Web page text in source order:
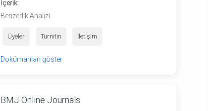
İçerik:
Benzerlik Analizi
Üyeler Turnitin İletişim
Dokümanları göster
BMJ Online Journals